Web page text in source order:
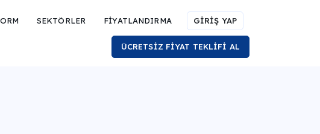
SEKTÖRLER FİYATLANDIRMA GİRİŞ YAP
ÜCRETSİZ FİYAT TEKLİFİ AL